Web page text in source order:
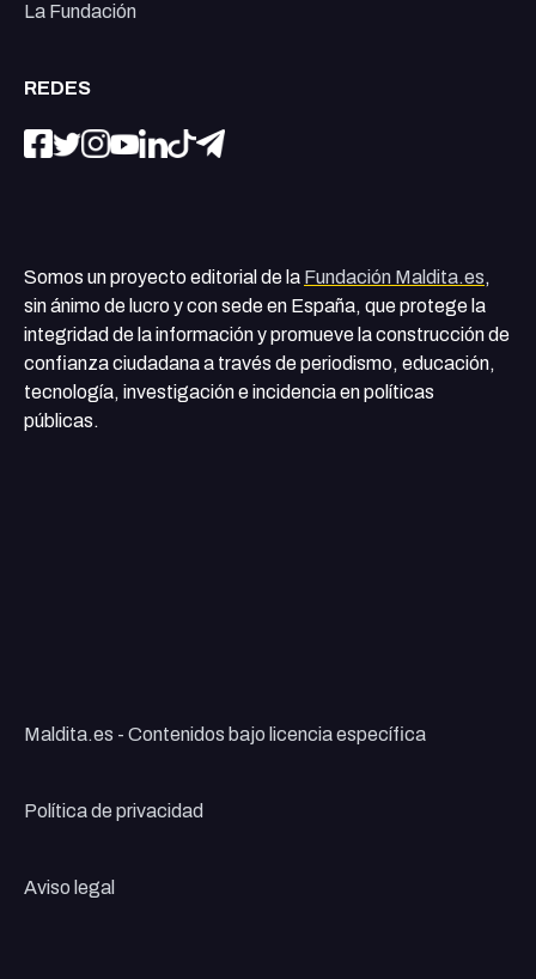
La Fundación
REDES
Somos un proyecto editorial de la Fundación Maldita.es,
sin ánimo de lucro y con sede en España, que protege la
integridad de la información y promueve la construcción de
confianza ciudadana a través de periodismo, educación,
tecnología, investigación e incidencia en políticas
públicas.
Maldita.es - Contenidos bajo licencia específica
Política de privacidad
Aviso legal